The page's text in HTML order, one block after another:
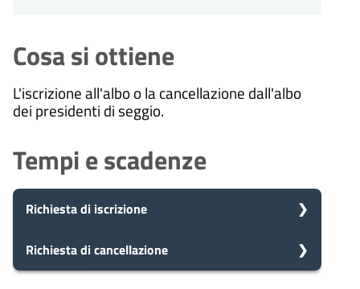
Cosa si ottiene
L'iscrizione all'albo o la cancellazione dall'albo
dei presidenti di seggio.
Tempi e scadenze
Richiesta di iscrizione
5
giorni
Presa in carico
Dopo aver presentato la tua
Richiesta di cancellazione